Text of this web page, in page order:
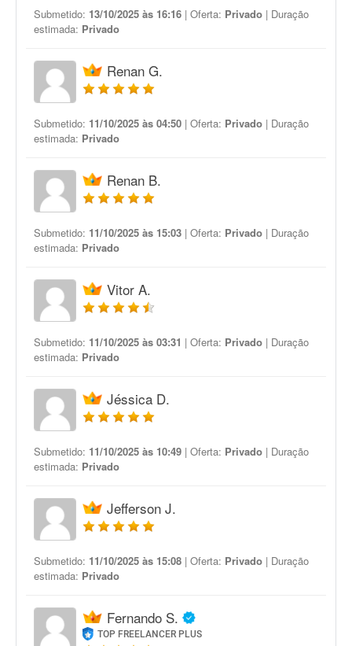
Submetido: 13/10/2025 às 16:16 | Oferta: Privado | Duração
estimada: Privado
Renan G.
Submetido: 11/10/2025 às 04:50 | Oferta: Privado | Duração
estimada: Privado
Renan B.
Submetido: 11/10/2025 às 15:03 | Oferta: Privado | Duração
estimada: Privado
Vitor A.
Submetido: 11/10/2025 às 03:31 | Oferta: Privado | Duração
estimada: Privado
Jéssica D.
Submetido: 11/10/2025 às 10:49 | Oferta: Privado | Duração
estimada: Privado
Jefferson J.
Submetido: 11/10/2025 às 15:08 | Oferta: Privado | Duração
estimada: Privado
Fernando S.
TOP FREELANCER PLUS